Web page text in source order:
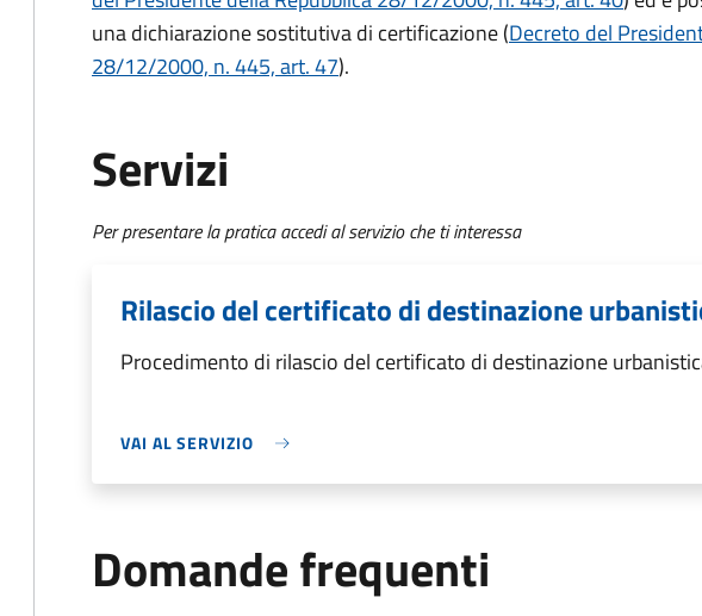
una dichiarazione sostitutiva di certificazione(Decreto del
28/12/2000, n. 445, art. 47).
Servizi
Per presentare la pratica accedi al servizio che ti interessa
Rilascio del certificato di destinazione
Procedimento di rilascio del certificato di destinazione
VAI AL SERVIZIO
Domande frequenti